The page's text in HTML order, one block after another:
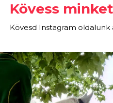
Kövess
Kövesd Instagram